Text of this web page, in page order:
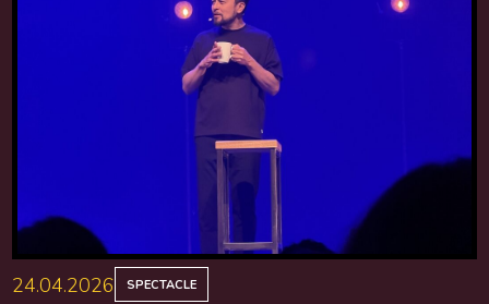
24.04.2026 SPECTACLE